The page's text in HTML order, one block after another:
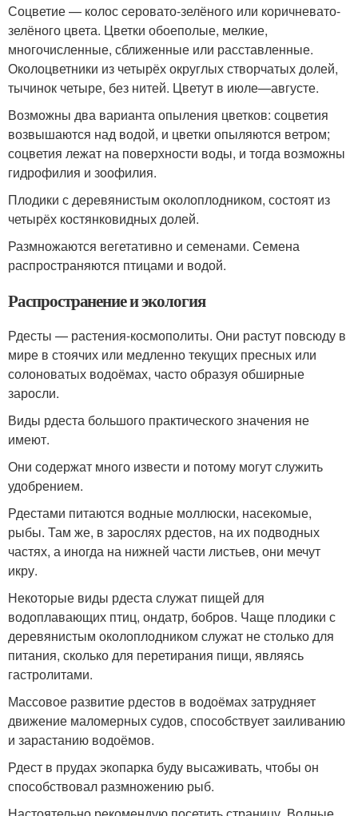
Соцветие — колос серовато-зелёного или коричневато-
зелёного цвета. Цветки обоеполые, мелкие,
многочисленные, сближенные или расставленные.
Околоцветники из четырёх округлых створчатых долей,
тычинок четыре, без нитей. Цветут в июле—августе.
Возможны два варианта опыления цветков: соцветия
возвышаются над водой, и цветки опыляются ветром;
соцветия лежат на поверхности воды, и тогда возможны
гидрофилия и зоофилия.
Плодики с деревянистым околоплодником, состоят из
четырёх костянковидных долей.
Размножаются вегетативно и семенами. Семена
распространяются птицами и водой.
Распространение и экология
Рдесты — растения-космополиты. Они растут повсюду в
мире в стоячих или медленно текущих пресных или
солоноватых водоёмах, часто образуя обширные
заросли.
Виды рдеста большого практического значения не
имеют.
Они содержат много извести и потому могут служить
удобрением.
Рдестами питаются водные моллюски, насекомые,
рыбы. Там же, в зарослях рдестов, на их подводных
частях, а иногда на нижней части листьев, они мечут
икру.
Некоторые виды рдеста служат пищей для
водоплавающих птиц, ондатр, бобров. Чаще плодики с
деревянистым околоплодником служат не столько для
питания, сколько для перетирания пищи, являясь
гастролитами.
Массовое развитие рдестов в водоёмах затрудняет
движение маломерных судов, способствует заиливанию
и зарастанию водоёмов.
Рдест в прудах экопарка буду высаживать, чтобы он
способствовал размножению рыб.